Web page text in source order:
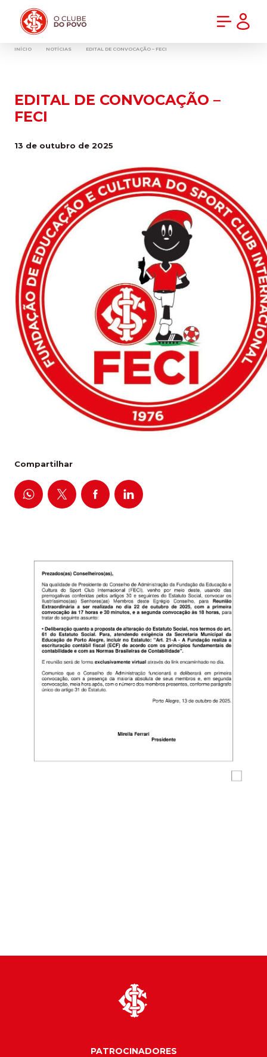
INÍCIO NOTÍCIAS EDITAL DE CONVOCAÇÃO – FECI
EDITAL DE CONVOCAÇÃO –
FECI
13 de outubro de 2025
Compartilhar
PATROCINADORES